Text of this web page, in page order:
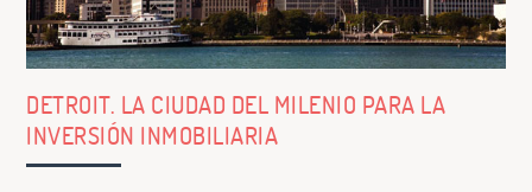
DETROIT. LA CIUDAD DEL MILENIO PARA LA
INVERSIÓN INMOBILIARIA